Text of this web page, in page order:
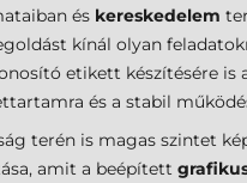
és kereskedelem
kínál olyan
etikett készítésére
és a stabil
terén is magas szintet
amit a beépített